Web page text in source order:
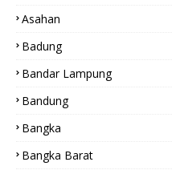
Asahan
Badung
Bandar Lampung
Bandung
Bangka
Bangka Barat